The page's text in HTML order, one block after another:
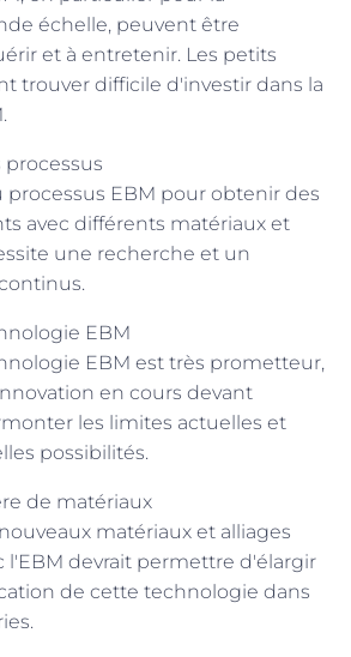
échelle, peuvent être
et à entretenir. Les petits
trouver difficile d'investir dans la
EBM pour obtenir des
avec différents matériaux et
une recherche et un
EBM
EBM est très prometteur,
en cours devant
les limites actuelles et
possibilités.
de matériaux
matériaux et alliages
l'EBM devrait permettre d'élargir
de cette technologie dans